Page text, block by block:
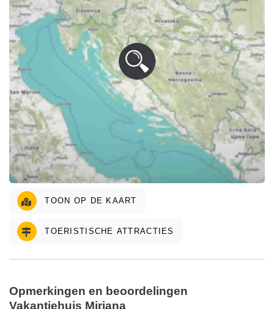
TOON OP DE KAART
TOERISTISCHE ATTRACTIES
Opmerkingen en beoordelingen
Vakantiehuis Mirjana